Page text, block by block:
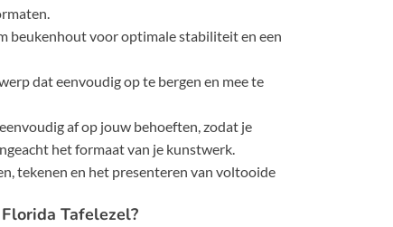
beukenhout voor optimale stabiliteit en een
dat eenvoudig op te bergen en mee te
af op jouw behoeften, zodat je
het formaat van je kunstwerk.
tekenen en het presenteren van voltooide
Tafelezel?